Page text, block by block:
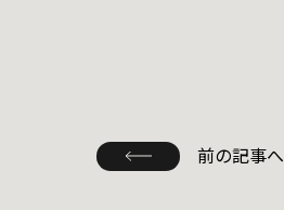
前の記事へ